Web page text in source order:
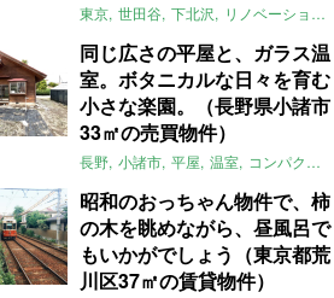
東京 世田谷 下北沢 リノベーション
同じ広さの平屋と、ガラス温
室。ボタニカルな日々を育む
小さな楽園。（長野県小諸市
33㎡の売買物件）
長野 小諸市 平屋 温室 コンパクト
昭和のおっちゃん物件で、柿
の木を眺めながら、昼風呂で
もいかがでしょう（東京都荒
川区37㎡の賃貸物件）